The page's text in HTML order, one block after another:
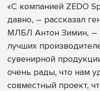
«С компанией ZEDO
давно, – рассказал
МЛБЛ Антон Зимин, –
лучших
сувенирной
очень рады, что нам
совместный проект,